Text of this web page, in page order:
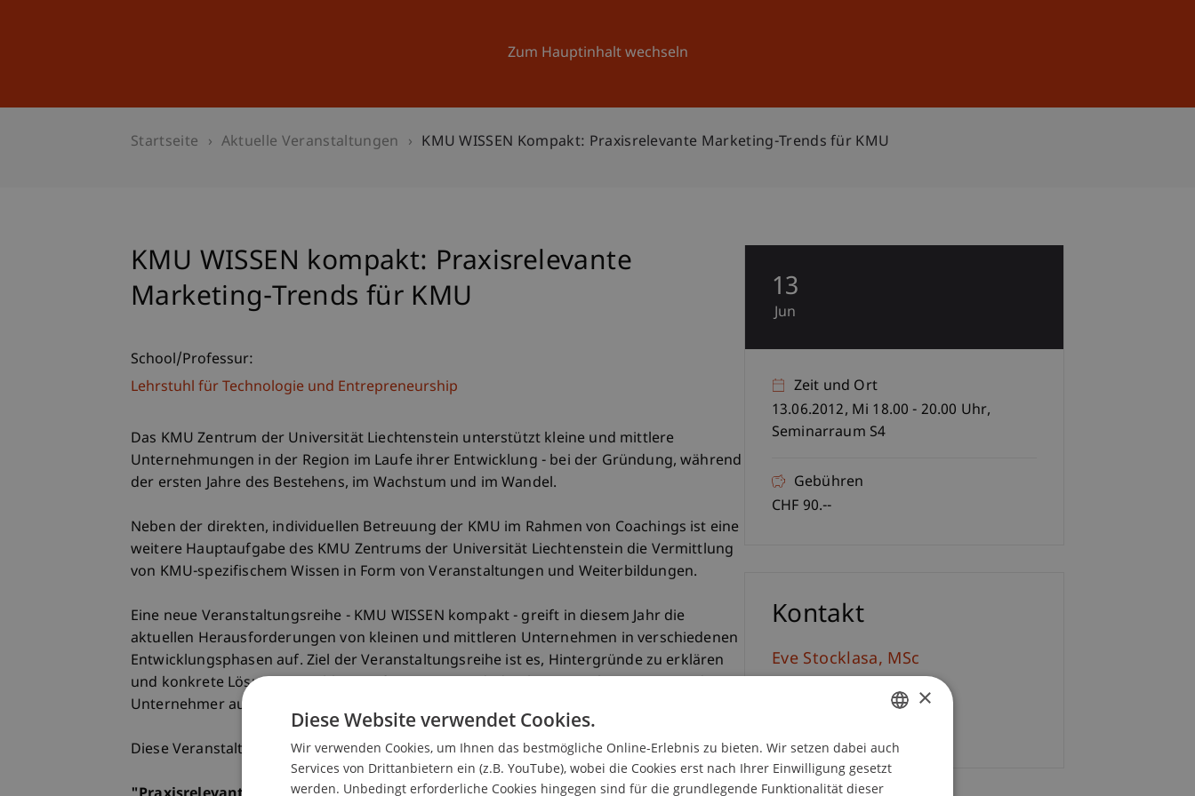
Zum Hauptinhalt wechseln
Universität Aktuelles
Startseite Aktuelle Veranstaltungen KMU WISSEN Kompakt: Praxisrelevante Marketing-Trends für KMU
KMU WISSEN kompakt: Praxisrelevante
Marketing-Trends für KMU
School/Professur:
Lehrstuhl für Technologie und Entrepreneurship
Das KMU Zentrum der Universität Liechtenstein unterstützt kleine und mittlere
Unternehmungen in der Region im Laufe ihrer Entwicklung - bei der Gründung, während
der ersten Jahre des Bestehens, im Wachstum und im Wandel.
Neben der direkten, individuellen Betreuung der KMU im Rahmen von Coachings ist eine
weitere Hauptaufgabe des KMU Zentrums der Universität Liechtenstein die Vermittlung
von KMU-spezifischem Wissen in Form von Veranstaltungen und Weiterbildungen.
Eine neue Veranstaltungsreihe - KMU WISSEN kompakt - greift in diesem Jahr die
aktuellen Herausforderungen von kleinen und mittleren Unternehmen in verschiedenen
Entwicklungsphasen auf. Ziel der Veranstaltungsreihe ist es, Hintergründe zu erklären
und konkrete Lösungsvorschläge aufzuzeigen um dadurch Unternehmerinnen und
Unternehmer aus der Region in ihrer täglichen Arbeit aktiv zu unterstützen.
Diese Veranstaltung widmet sich folgendem Thema:
13
Jun
Zeit und Ort
13.06.2012, Mi 18.00 - 20.00 Uhr,
Seminarraum S4
Gebühren
CHF 90.--
Kontakt
Eve Stocklasa MSc
+423 373 07 68
GERMAN
ENGLISH
×
Diese Website verwendet Cookies.
Wir verwenden Cookies, um Ihnen das bestmögliche Online-Erlebnis zu bieten. Wir setzen dabei auch
Services von Drittanbietern ein (z.B. YouTube), wobei die Cookies erst nach Ihrer Einwilligung gesetzt
werden. Unbedingt erforderliche Cookies hingegen sind für die grundlegende Funktionalität dieser